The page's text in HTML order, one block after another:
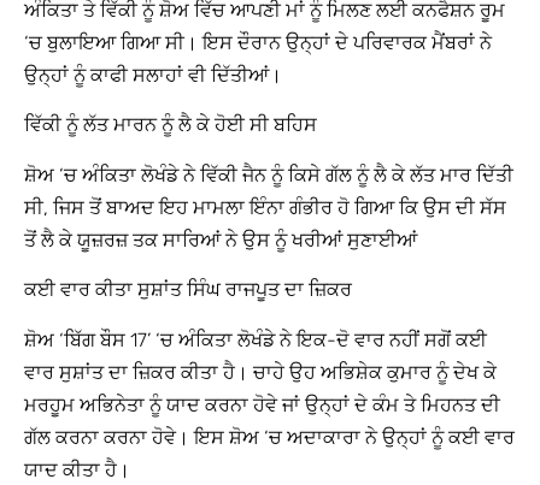
ਅੰਕਿਤਾ ਤੇ ਵਿੱਕੀ ਨੂੰ ਸ਼ੋਅ ਵਿੱਚ ਆਪਣੀ ਮਾਂ ਨੂੰ ਮਿਲਣ ਲਈ ਕਨਫੈਸ਼ਨ ਰੂਮ
‘ਚ ਬੁਲਾਇਆ ਗਿਆ ਸੀ। ਇਸ ਦੌਰਾਨ ਉਨ੍ਹਾਂ ਦੇ ਪਰਿਵਾਰਕ ਮੈਂਬਰਾਂ ਨੇ
ਉਨ੍ਹਾਂ ਨੂੰ ਕਾਫੀ ਸਲਾਹਾਂ ਵੀ ਦਿੱਤੀਆਂ।
ਵਿੱਕੀ ਨੂੰ ਲੱਤ ਮਾਰਨ ਨੂੰ ਲੈ ਕੇ ਹੋਈ ਸੀ ਬਹਿਸ
ਸ਼ੋਅ ‘ਚ ਅੰਕਿਤਾ ਲੋਖੰਡੇ ਨੇ ਵਿੱਕੀ ਜੈਨ ਨੂੰ ਕਿਸੇ ਗੱਲ ਨੂੰ ਲੈ ਕੇ ਲੱਤ ਮਾਰ ਦਿੱਤੀ
ਸੀ, ਜਿਸ ਤੋਂ ਬਾਅਦ ਇਹ ਮਾਮਲਾ ਇੰਨਾ ਗੰਭੀਰ ਹੋ ਗਿਆ ਕਿ ਉਸ ਦੀ ਸੱਸ
ਤੋਂ ਲੈ ਕੇ ਯੂਜ਼ਰਜ਼ ਤਕ ਸਾਰਿਆਂ ਨੇ ਉਸ ਨੂੰ ਖਰੀਆਂ ਸੁਣਾਈਆਂ
ਕਈ ਵਾਰ ਕੀਤਾ ਸੁਸ਼ਾਂਤ ਸਿੰਘ ਰਾਜਪੂਤ ਦਾ ਜ਼ਿਕਰ
ਸ਼ੋਅ ‘ਬਿੱਗ ਬੌਸ 17’ ‘ਚ ਅੰਕਿਤਾ ਲੋਖੰਡੇ ਨੇ ਇਕ-ਦੋ ਵਾਰ ਨਹੀਂ ਸਗੋਂ ਕਈ
ਵਾਰ ਸੁਸ਼ਾਂਤ ਦਾ ਜ਼ਿਕਰ ਕੀਤਾ ਹੈ। ਚਾਹੇ ਉਹ ਅਭਿਸ਼ੇਕ ਕੁਮਾਰ ਨੂੰ ਦੇਖ ਕੇ
ਮਰਹੂਮ ਅਭਿਨੇਤਾ ਨੂੰ ਯਾਦ ਕਰਨਾ ਹੋਵੇ ਜਾਂ ਉਨ੍ਹਾਂ ਦੇ ਕੰਮ ਤੇ ਮਿਹਨਤ ਦੀ
ਗੱਲ ਕਰਨਾ ਕਰਨਾ ਹੋਵੇ। ਇਸ ਸ਼ੋਅ ‘ਚ ਅਦਾਕਾਰਾ ਨੇ ਉਨ੍ਹਾਂ ਨੂੰ ਕਈ ਵਾਰ
ਯਾਦ ਕੀਤਾ ਹੈ।